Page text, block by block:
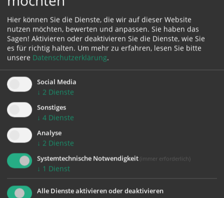
Zu den Terminen in Traun
Hier können Sie die Dienste, die wir auf dieser Website
nutzen möchten, bewerten und anpassen. Sie haben das
Sagen! Aktivieren oder deaktivieren Sie die Dienste, wie Sie
es für richtig halten. Um mehr zu erfahren, lesen Sie bitte
unsere Datenschutzerklärung.
Social Media
↓ 2 Dienste
Sonstiges
↓ 4 Dienste
Analyse
↓ 2 Dienste
Systemtechnische Notwendigkeit (immer erforderlich)
↓ 1 Dienst
Alle Dienste aktivieren oder deaktivieren